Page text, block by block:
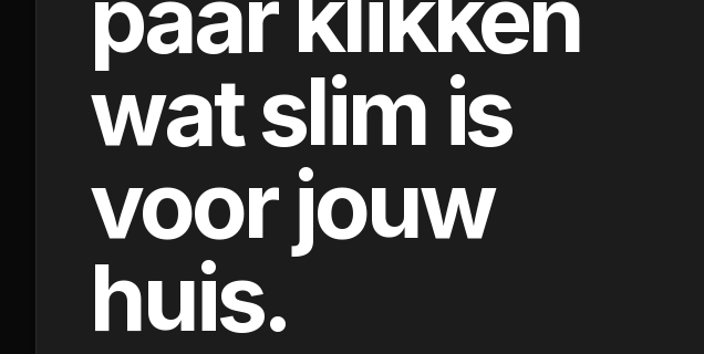
PROJECTEN
OVER ONS
KLANTENPORTAAL
REKENTOOLS
wat slim is
voor jouw
huis.